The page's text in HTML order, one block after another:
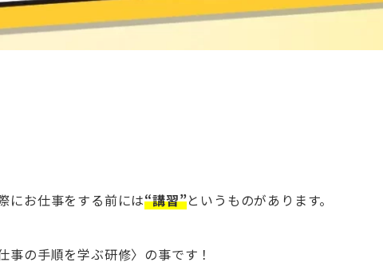
にお仕事をする前には“講習”というものがあります。
事の手順を学ぶ研修〉の事です！